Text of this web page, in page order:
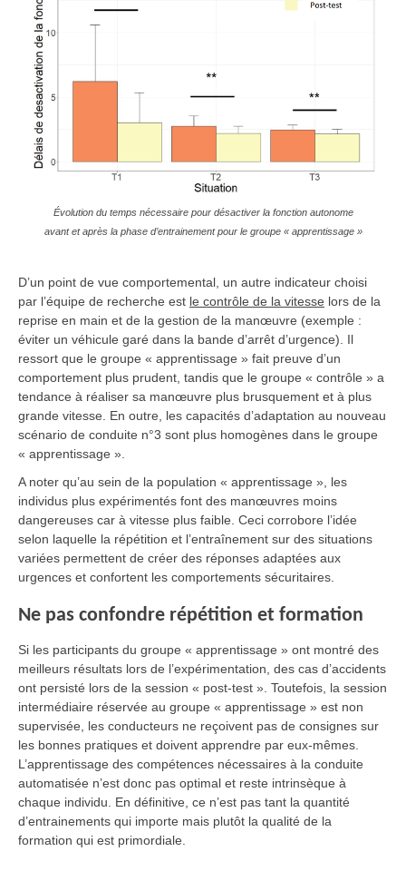
Évolution du temps nécessaire pour désactiver la fonction autonome
avant et après la phase d’entrainement pour le groupe « apprentissage »
D’un point de vue comportemental, un autre indicateur choisi
par l’équipe de recherche est le contrôle de la vitesse lors de la
reprise en main et de la gestion de la manœuvre (exemple :
éviter un véhicule garé dans la bande d’arrêt d’urgence). Il
ressort que le groupe « apprentissage » fait preuve d’un
comportement plus prudent, tandis que le groupe « contrôle » a
tendance à réaliser sa manœuvre plus brusquement et à plus
grande vitesse. En outre, les capacités d’adaptation au nouveau
scénario de conduite n°3 sont plus homogènes dans le groupe
« apprentissage ».
A noter qu’au sein de la population « apprentissage », les
individus plus expérimentés font des manœuvres moins
dangereuses car à vitesse plus faible. Ceci corrobore l’idée
selon laquelle la répétition et l’entraînement sur des situations
variées permettent de créer des réponses adaptées aux
urgences et confortent les comportements sécuritaires.
Ne pas confondre répétition et formation
Si les participants du groupe « apprentissage » ont montré des
meilleurs résultats lors de l’expérimentation, des cas d’accidents
ont persisté lors de la session « post-test ». Toutefois, la session
intermédiaire réservée au groupe « apprentissage » est non
supervisée, les conducteurs ne reçoivent pas de consignes sur
les bonnes pratiques et doivent apprendre par eux-mêmes.
L’apprentissage des compétences nécessaires à la conduite
automatisée n’est donc pas optimal et reste intrinsèque à
chaque individu. En définitive, ce n’est pas tant la quantité
d’entrainements qui importe mais plutôt la qualité de la
formation qui est primordiale.